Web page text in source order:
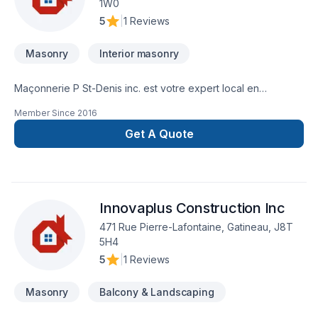
1W0
5
1 Reviews
Masonry Interior masonry
Maçonnerie P St-Denis inc. est votre expert local en
combinant expérience, innovation et rigueur. Grâce à notre
approche centrée sur le client, nous proposons des solutions
d'exception, centré sur vos besoins et vos aspirations.
Member Since 2016
Get A Quote
Innovaplus Construction Inc
471 Rue Pierre-Lafontaine, Gatineau, J8T
5H4
5
1 Reviews
Masonry Balcony & Landscaping